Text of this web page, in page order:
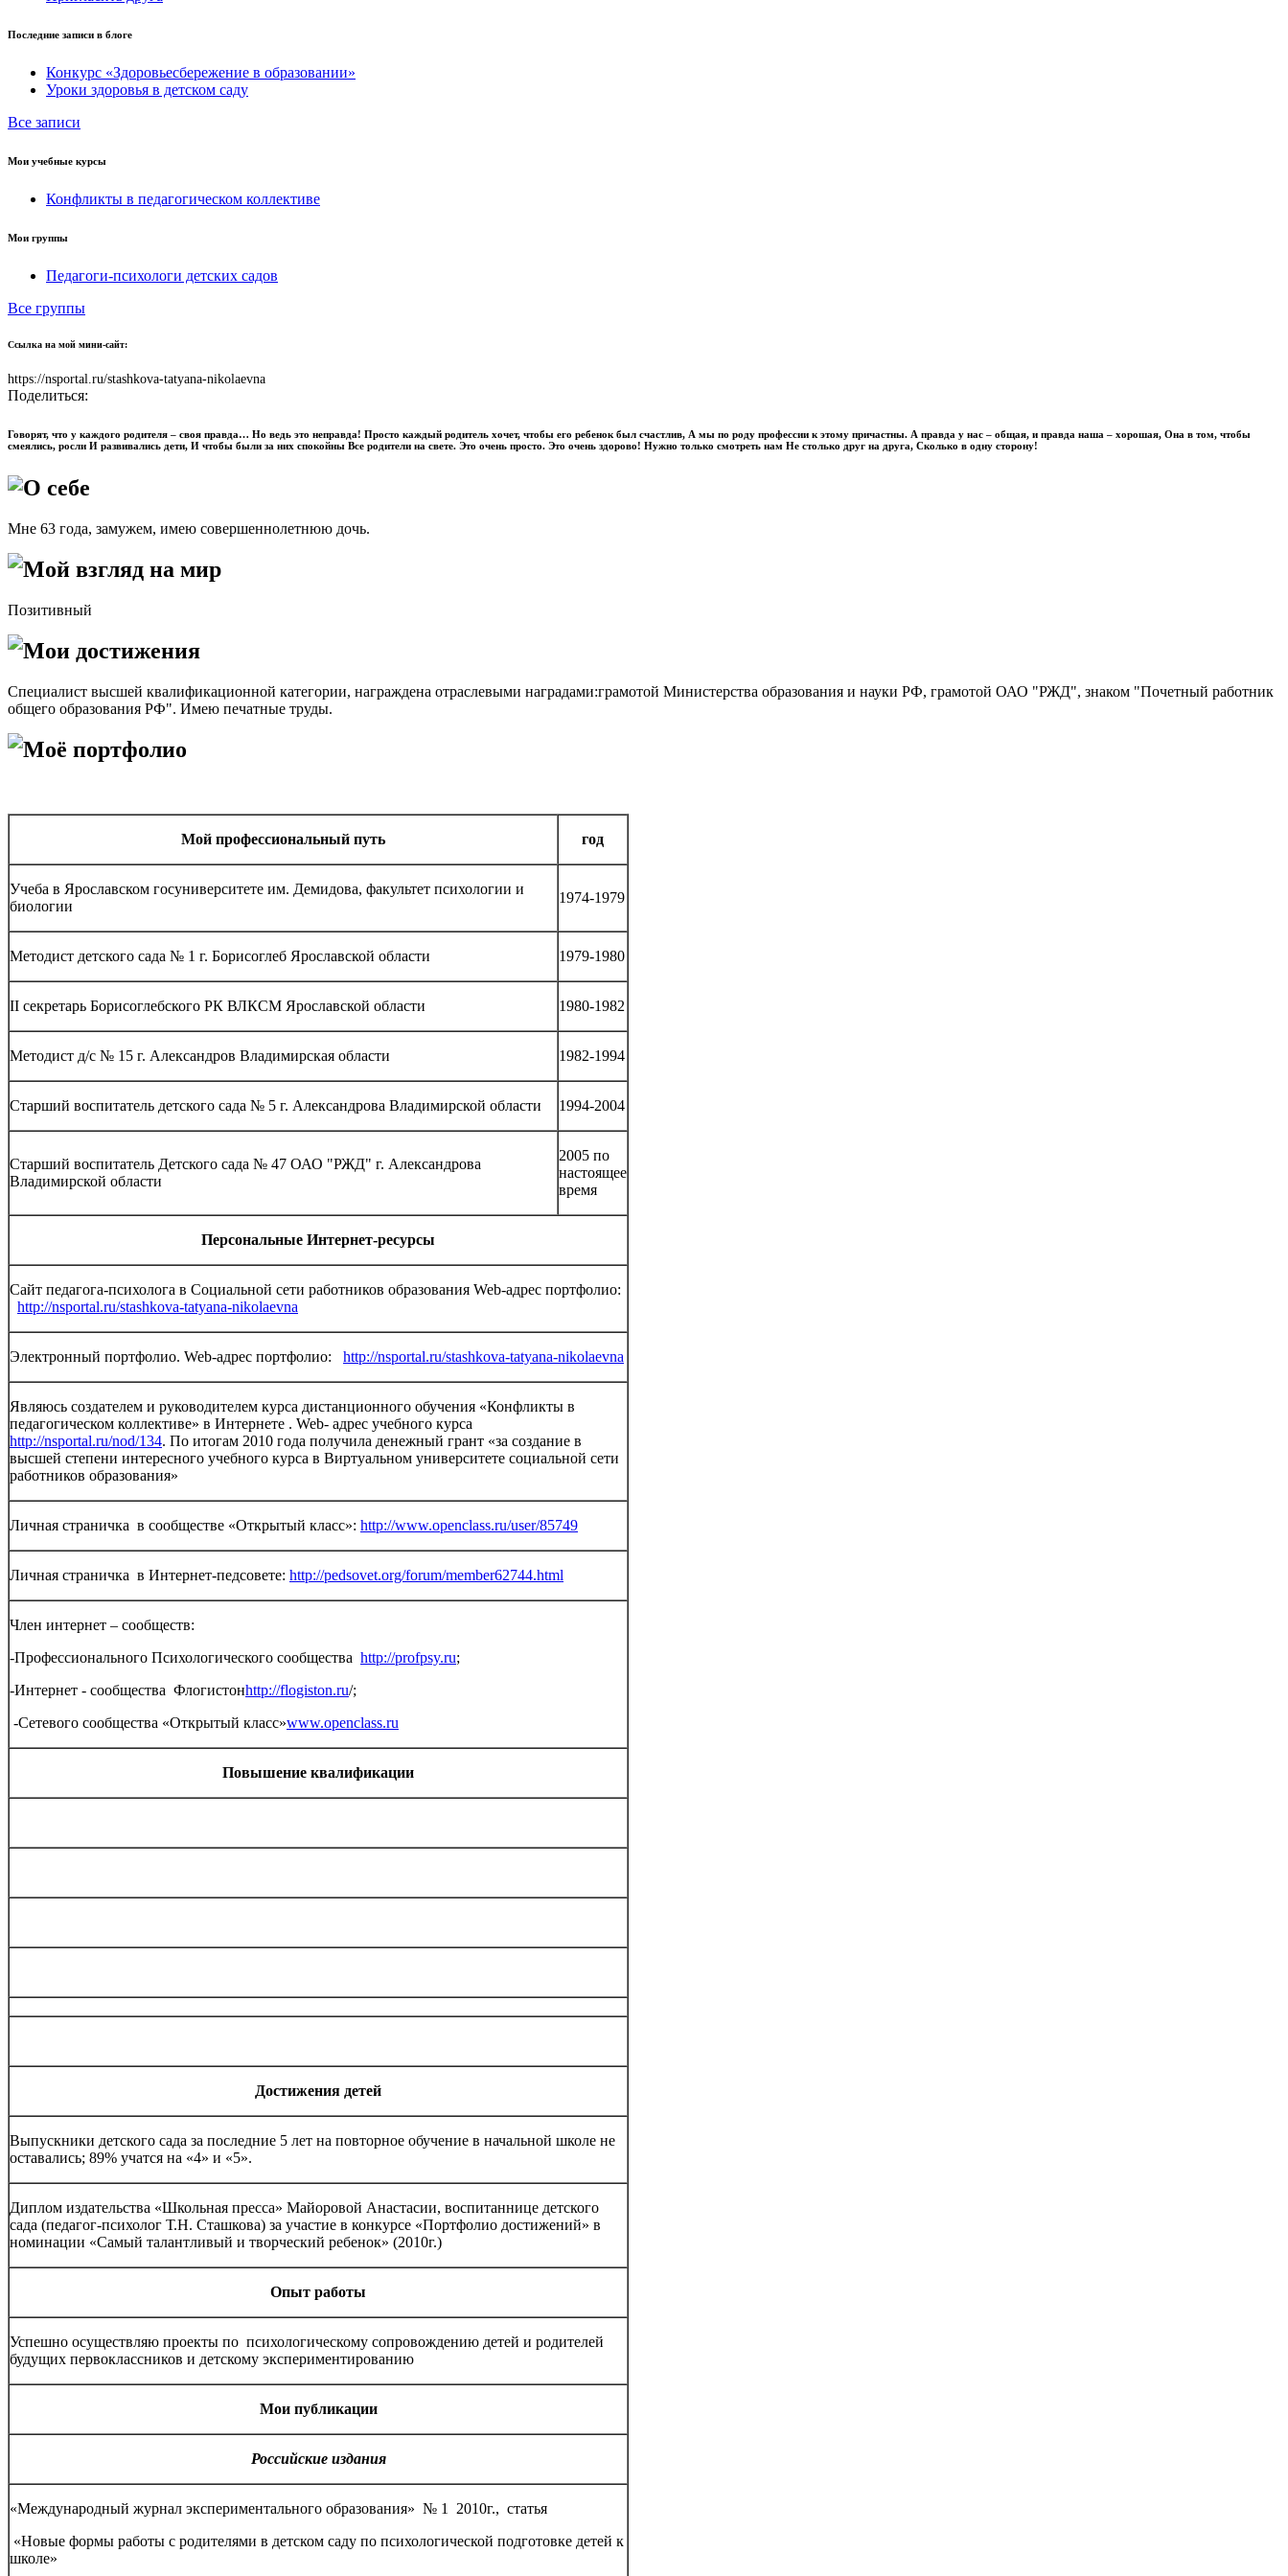
Последние записи в блоге
Конкурс «Здоровьесбережение в образовании»
Уроки здоровья в детском саду
Все записи
Мои учебные курсы
Конфликты в педагогическом коллективе
Мои группы
Педагоги-психологи детских садов
Все группы
Ссылка на мой мини-сайт:
https://nsportal.ru/stashkova-tatyana-nikolaevna
Поделиться:
Говорят, что у каждого родителя – своя правда… Но ведь это неправда! Просто каждый родитель хочет, чтобы его ребенок был счастлив, А мы по роду профессии к этому причастны. А правда у нас – общая, и правда наша – хорошая, Она в том, чтобы
смеялись, росли И развивались дети, И чтобы были за них спокойны Все родители на свете. Это очень просто. Это очень здорово! Нужно только смотреть нам Не столько друг на друга, Сколько в одну сторону!
О себе
Мне 63 года, замужем, имею совершеннолетнюю дочь.
Мой взгляд на мир
Позитивный
Мои достижения
Специалист высшей квалификационной категории, награждена отраслевыми наградами:грамотой Министерства образования и науки РФ, грамотой ОАО "РЖД", знаком "Почетный работник
общего образования РФ". Имею печатные труды.
Моё портфолио
Мой профессиональный путь год
Учеба в Ярославском госуниверситете им. Демидова, факультет психологии и
биологии
1974-1979
Методист детского сада № 1 г. Борисоглеб Ярославской области 1979-1980
II секретарь Борисоглебского РК ВЛКСМ Ярославской области 1980-1982
Методист д/с № 15 г. Александров Владимирская области 1982-1994
Старший воспитатель детского сада № 5 г. Александрова Владимирской области 1994-2004
Старший воспитатель Детского сада № 47 ОАО "РЖД" г. Александрова
Владимирской области
2005 по
настоящее
время
Персональные Интернет-ресурсы
Сайт педагога-психолога в Социальной сети работников образования Web-адрес портфолио:
http://nsportal.ru/stashkova-tatyana-nikolaevna
Электронный портфолио. Web-адрес портфолио: http://nsportal.ru/stashkova-tatyana-nikolaevna
Являюсь создателем и руководителем курса дистанционного обучения «Конфликты в
педагогическом коллективе» в Интернете . Web- адрес учебного курса
http://nsportal.ru/nod/134. По итогам 2010 года получила денежный грант «за создание в
высшей степени интересного учебного курса в Виртуальном университете социальной сети
работников образования»
Личная страничка в сообществе «Открытый класс»: http://www.openclass.ru/user/85749
Личная страничка в Интернет-педсовете: http://pedsovet.org/forum/member62744.html
Член интернет – сообществ:
-Профессионального Психологического сообщества http://profpsy.ru;
-Интернет - сообщества Флогистонhttp://flogiston.ru/;
-Сетевого сообщества «Открытый класс»www.openclass.ru
Повышение квалификации
Достижения детей
Выпускники детского сада за последние 5 лет на повторное обучение в начальной школе не
оставались; 89% учатся на «4» и «5».
Диплом издательства «Школьная пресса» Майоровой Анастасии, воспитаннице детского
сада (педагог-психолог Т.Н. Сташкова) за участие в конкурсе «Портфолио достижений» в
номинации «Самый талантливый и творческий ребенок» (2010г.)
Опыт работы
Успешно осуществляю проекты по психологическому сопровождению детей и родителей
будущих первоклассников и детскому экспериментированию
Мои публикации
Российские издания
«Международный журнал экспериментального образования» № 1 2010г., статья
«Новые формы работы с родителями в детском саду по психологической подготовке детей к
школе»